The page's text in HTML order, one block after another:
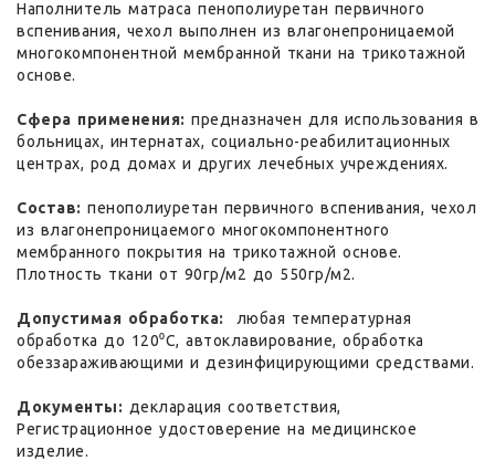
Наполнитель матраса пенополиуретан первичного
вспенивания, чехол выполнен из влагонепроницаемой
многокомпонентной мембранной ткани на трикотажной
основе.
Сфера применения: предназначен для использования в
больницах, интернатах, социально-реабилитационных
центрах, род домах и других лечебных учреждениях.
Состав: пенополиуретан первичного вспенивания, чехол
из влагонепроницаемого многокомпонентного
мембранного покрытия на трикотажной основе.
Плотность ткани от 90гр/м2 до 550гр/м2.
Допустимая обработка:
любая температурная
обработка до 120⁰С, автоклавирование, обработка
обеззараживающими и дезинфицирующими средствами.
Документы: декларация соответствия,
Регистрационное удостоверение на медицинское
изделие.